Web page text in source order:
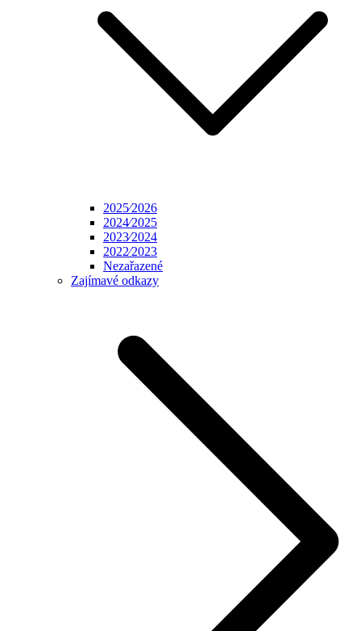
2025⁄2026
2024⁄2025
2023⁄2024
2022⁄2023
Nezařazené
Zajímavé odkazy